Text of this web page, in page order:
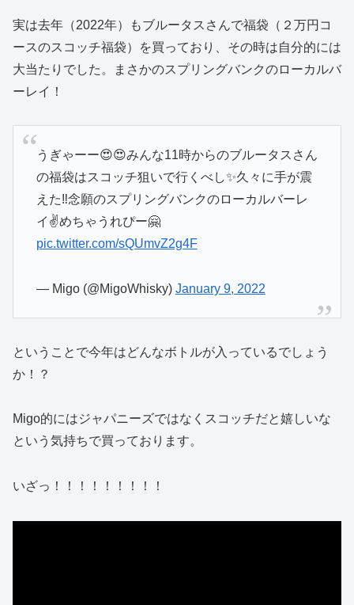
実は去年（2022年）もブルータスさんで福袋（２万円コ
ースのスコッチ福袋）を買っており、その時は自分的には
大当たりでした。まさかのスプリングバンクのローカルバ
ーレイ！
うぎゃーー😍😍みんな11時からのブルータスさん
の福袋はスコッチ狙いで行くべし✨久々に手が震
えた‼️念願のスプリングバンクのローカルバーレ
イ✌️めちゃうれぴー🤗
pic.twitter.com/sQUmvZ2g4F
— Migo (@MigoWhisky) January 9, 2022
ということで今年はどんなボトルが入っているでしょう
か！？
Migo的にはジャパニーズではなくスコッチだと嬉しいな
という気持ちで買っております。
いざっ！！！！！！！！！